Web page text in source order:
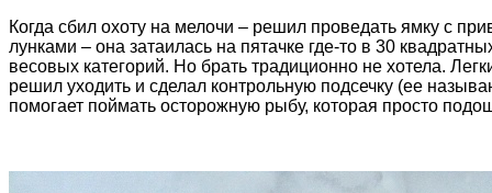
Когда сбил охоту на мелочи – решил проведать ямку с
лунками – она затаилась на пятачке где-то в 30
весовых категорий. Но брать традиционно не хотела.
решил уходить и сделал контрольную подсечку (ее
помогает поймать осторожную рыбу, которая просто